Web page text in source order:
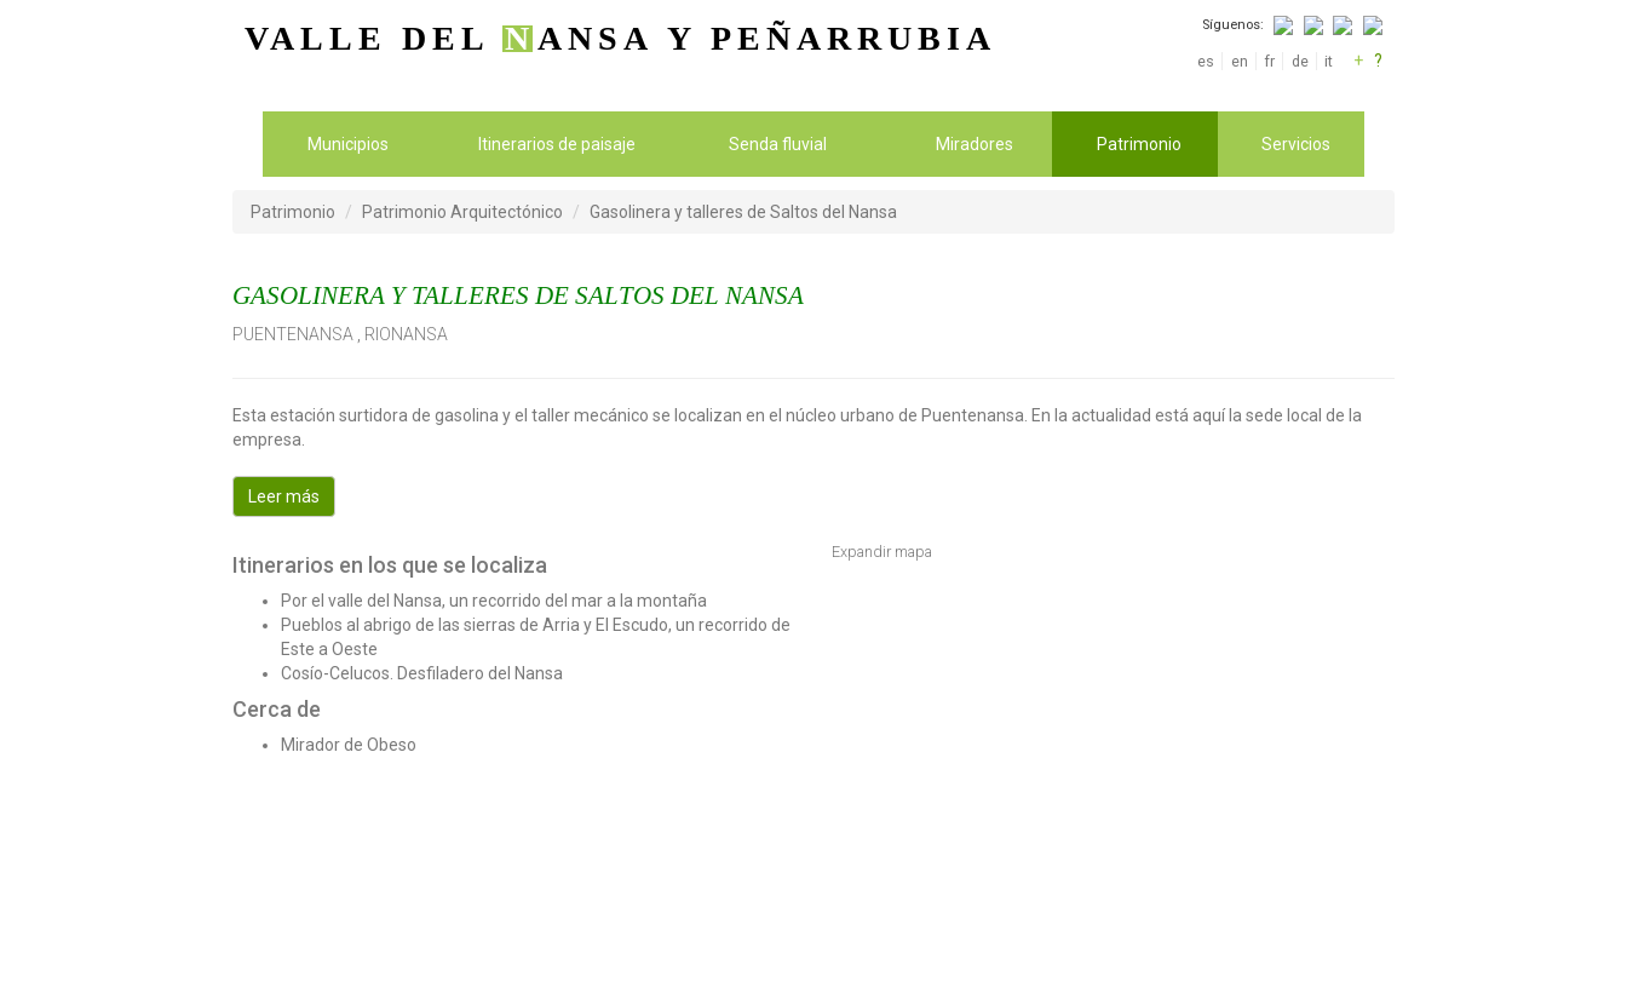
VALLE DEL NANSA Y PEÑARRUBIA Síguenos:
es en fr de it + ?
Municipios Itinerarios de paisaje Senda fluvial Miradores Patrimonio Servicios
Patrimonio Patrimonio Arquitectónico Gasolinera y talleres de Saltos del Nansa
GASOLINERA Y TALLERES DE SALTOS DEL NANSA
PUENTENANSA RIONANSA
Esta estación surtidora de gasolina y el taller mecánico se localizan en el núcleo urbano de Puentenansa. En la actualidad está aquí la sede local de la
empresa.
Leer más
Itinerarios en los que se localiza
Por el valle del Nansa, un recorrido del mar a la montaña
Pueblos al abrigo de las sierras de Arria y El Escudo, un recorrido de
Este a Oeste
Cosío-Celucos. Desfiladero del Nansa
Cerca de
Mirador de Obeso
Expandir mapa